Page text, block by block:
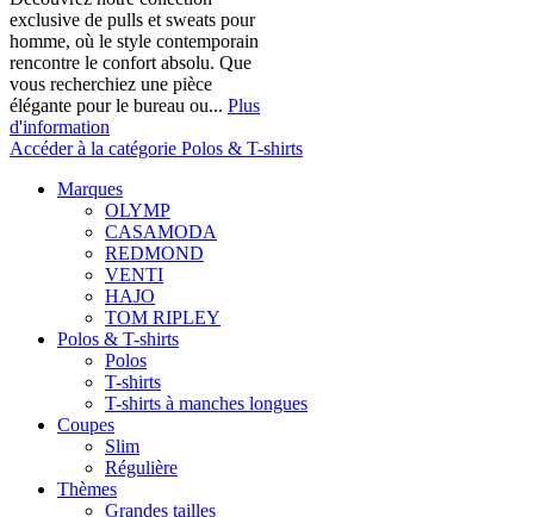
exclusive de pulls et sweats pour
homme, où le style contemporain
rencontre le confort absolu. Que
vous recherchiez une pièce
élégante pour le bureau ou... Plus
d'information
Accéder à la catégorie Polos & T-shirts
Marques
OLYMP
CASAMODA
REDMOND
VENTI
HAJO
TOM RIPLEY
Polos & T-shirts
Polos
T-shirts
T-shirts à manches longues
Coupes
Slim
Régulière
Thèmes
Grandes tailles